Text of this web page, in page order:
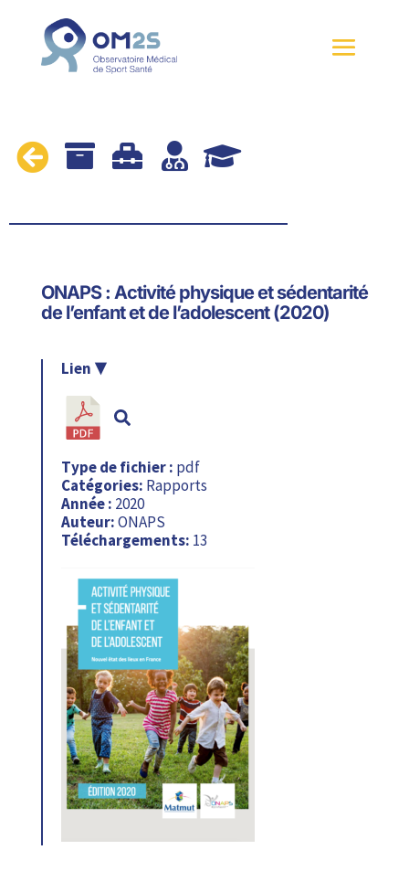
    
ONAPS : Activité physique et sédentarité
de l’enfant et de l’adolescent (2020)
Type de fichier : pdf
Catégories: Rapports
Année : 2020
Auteur:ONAPS
Téléchargements: 13